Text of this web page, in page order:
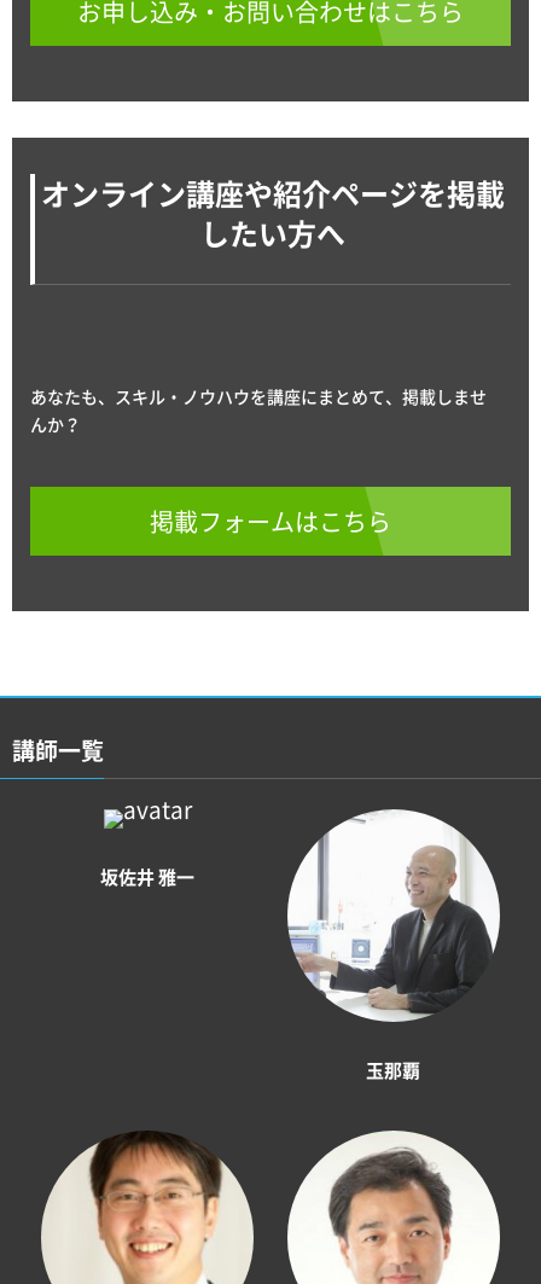
お申し込み・お問い合わせはこちら
オンライン講座や紹介ページを掲載
したい方へ
あなたも、スキル・ノウハウを講座にまとめて、掲載しませ
んか？
掲載フォームはこちら
講師一覧
坂佐井 雅一
玉那覇